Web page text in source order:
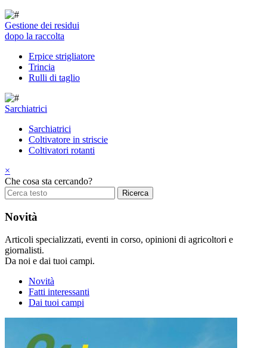
Gestione dei residui
dopo la raccolta
Erpice strigliatore
Trincia
Rulli di taglio
Sarchiatrici
Sarchiatrici
Coltivatore in striscie
Coltivatori rotanti
×
Che cosa sta cercando?
Novità
Articoli specializzati, eventi in corso, opinioni di agricoltori e
giornalisti.
Da noi e dai tuoi campi.
Novità
Fatti interessanti
Dai tuoi campi